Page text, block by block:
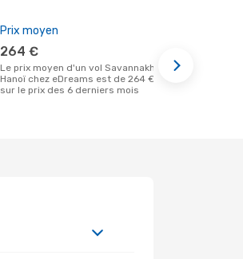
Prix moyen
264 €
Le prix moyen d'un vol Savannakhet -
Hanoï chez eDreams est de 264 €, basé
sur le prix des 6 derniers mois